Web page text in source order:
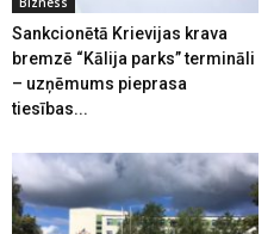
Sankcionētā Krievijas krava
bremzē “Kālija parks” termināli
– uzņēmums pieprasa
tiesības...